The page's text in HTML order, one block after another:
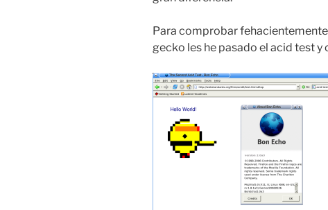
Para comprobar
gecko les he pasado el acid test y